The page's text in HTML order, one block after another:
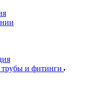
и фитинги